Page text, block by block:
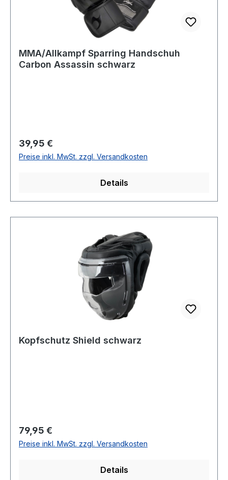
MMA/Allkampf Sparring Handschuh
Carbon Assassin schwarz
Regulärer Preis:
39,95 €
Preise inkl. MwSt. zzgl. Versandkosten
Details
Kopfschutz Shield schwarz
Regulärer Preis:
79,95 €
Preise inkl. MwSt. zzgl. Versandkosten
Details